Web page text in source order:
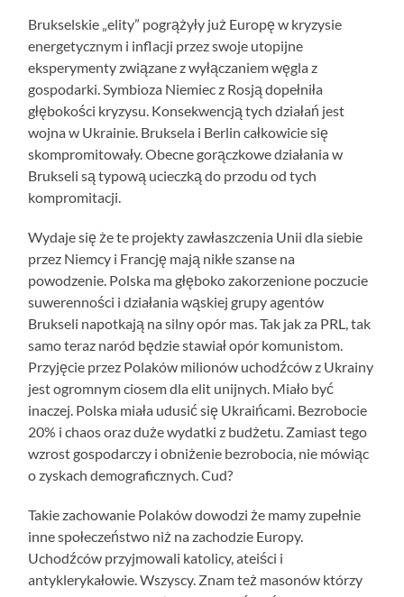
Brukselskie „elity” pogrążyły już Europę w kryzysie
energetycznym i inflacji przez swoje utopijne
eksperymenty związane z wyłączaniem węgla z
gospodarki. Symbioza Niemiec z Rosją dopełniła
głębokości kryzysu. Konsekwencją tych działań jest
wojna w Ukrainie. Bruksela i Berlin całkowicie się
skompromitowały. Obecne gorączkowe działania w
Brukseli są typową ucieczką do przodu od tych
kompromitacji.
Wydaje się że te projekty zawłaszczenia Unii dla siebie
przez Niemcy i Francję mają nikłe szanse na
powodzenie. Polska ma głęboko zakorzenione poczucie
suwerenności i działania wąskiej grupy agentów
Brukseli napotkają na silny opór mas. Tak jak za PRL, tak
samo teraz naród będzie stawiał opór komunistom.
Przyjęcie przez Polaków milionów uchodźców z Ukrainy
jest ogromnym ciosem dla elit unijnych. Miało być
inaczej. Polska miała udusić się Ukraińcami. Bezrobocie
20% i chaos oraz duże wydatki z budżetu. Zamiast tego
wzrost gospodarczy i obniżenie bezrobocia, nie mówiąc
o zyskach demograficznych. Cud?
Takie zachowanie Polaków dowodzi że mamy zupełnie
inne społeczeństwo niż na zachodzie Europy.
Uchodźców przyjmowali katolicy, ateiści i
antyklerykałowie. Wszyscy. Znam też masonów którzy